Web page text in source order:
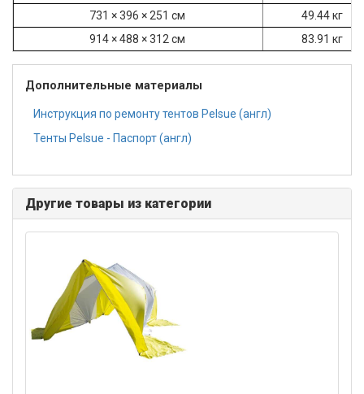
731 × 396 × 251 см
49.44 кг
914 × 488 × 312 см
83.91 кг
Дополнительные материалы
Инструкция по ремонту тентов Pelsue (англ)
Тенты Pelsue - Паспорт (англ)
Другие товары из категории